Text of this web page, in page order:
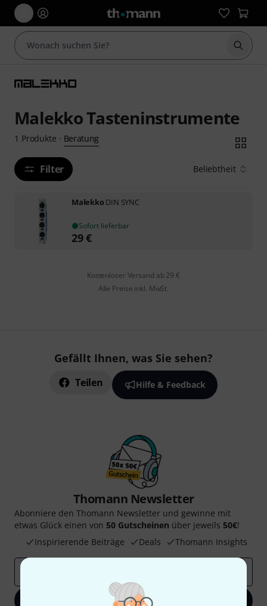
Suche
Malekko Tasteninstrumente
1 Produkte · Beratung
Filter Beliebtheit
MalekkoDIN SYNC
Sofort lieferbar
29€
Kostenloser Versand ab 29 €
Alle Preise inkl. MwSt.
Gefällt Ihnen, was Sie sehen?
Teilen Hilfe & Feedback
Thomann Newsletter
Abonniere den Thomann Newsletter und gewinne mit
etwas Glück einen von 50 Gutscheinen über jeweils 50€!
Inspirierende Beiträge
Deals Thomann Insights
Jetzt anmelden